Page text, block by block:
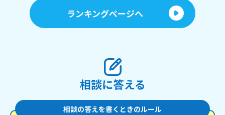
ランキングページへ
相談に答える
相談の答えを書くときのルール